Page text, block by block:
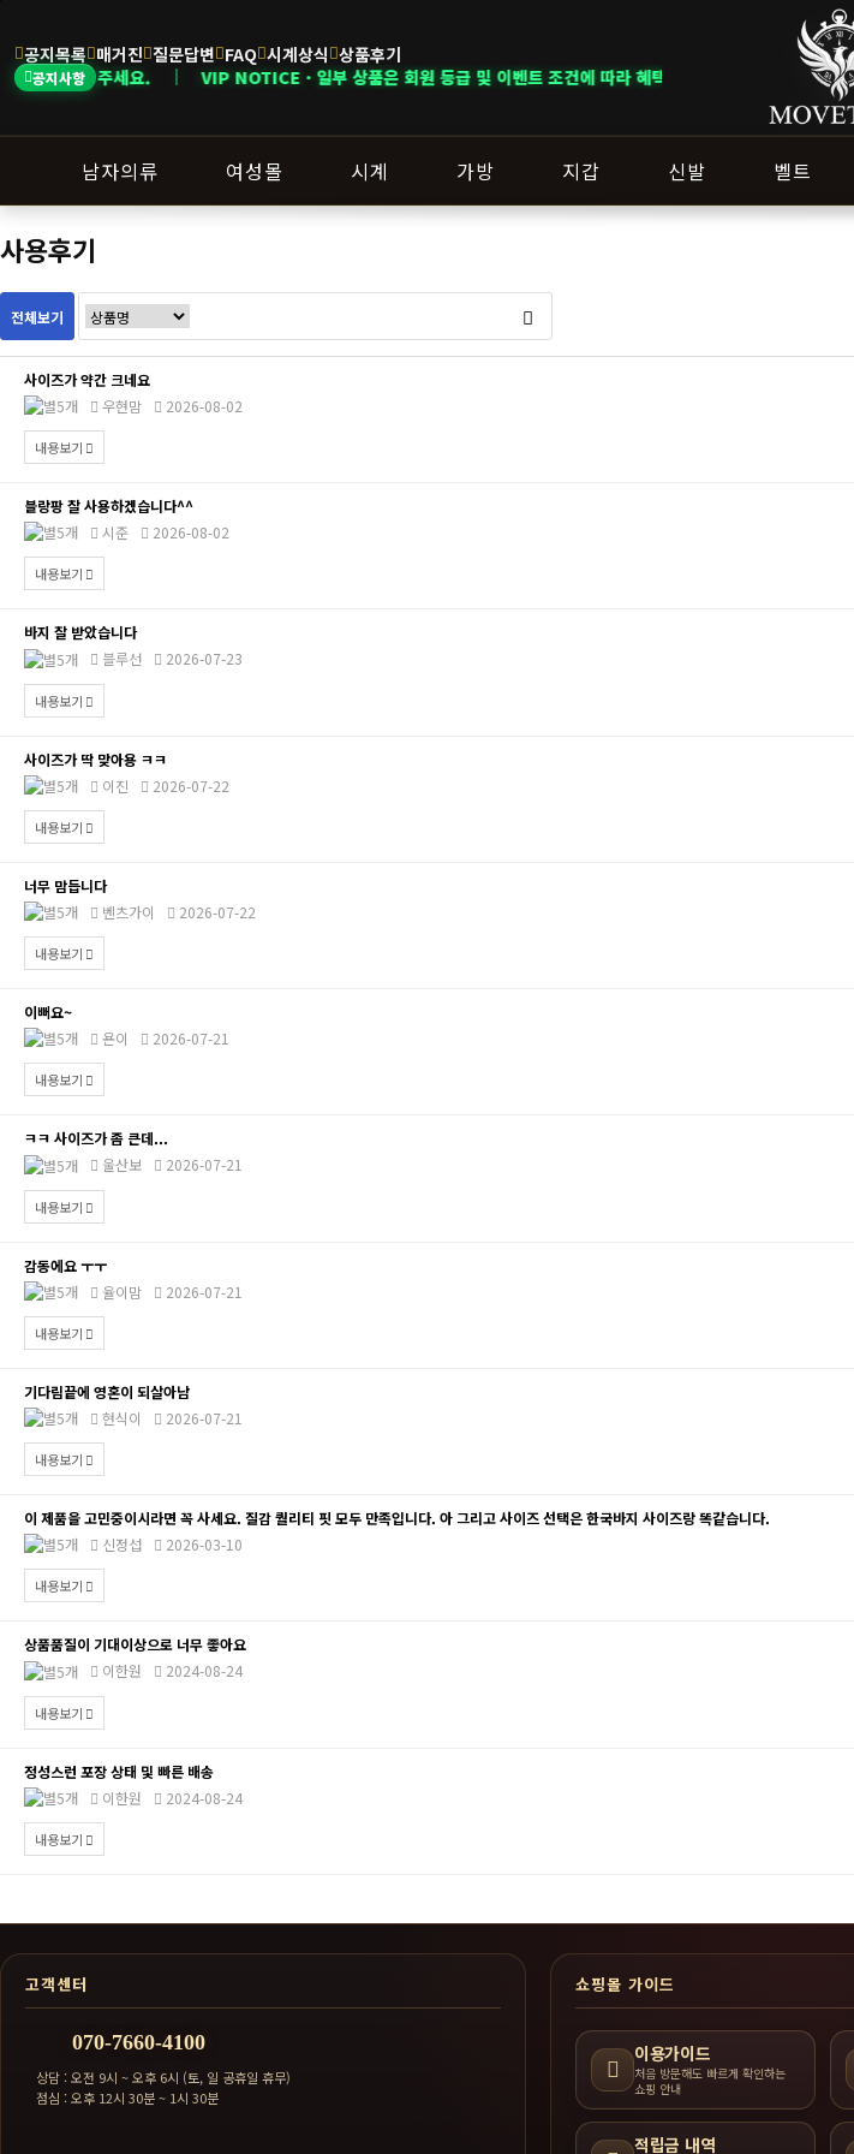
공지목록 매거진 질문답변 FAQ 시계상식 상품후기
공지사항
주세요. ｜ VIP NOTICE · 일부 상품은 회원 등급 및 이벤트 조건에 따라 혜택이 다르게 적용됩니다. ｜
남자의류 여성몰 시계 가방 지갑 신발 벨트
사용후기
전체보기
사이즈가 약간 크네요
우현맘
2026-08-02
내용보기
블랑팡 잘 사용하겠습니다^^
시준
2026-08-02
내용보기
바지 잘 받았습니다
블루선
2026-07-23
내용보기
사이즈가 딱 맞아용 ㅋㅋ
이진
2026-07-22
내용보기
너무 맘듭니다
벤츠가이
2026-07-22
내용보기
이뻐요~
욘이
2026-07-21
내용보기
ㅋㅋ 사이즈가 좀 큰데...
울산보
2026-07-21
내용보기
감동에요 ㅜㅜ
율이맘
2026-07-21
내용보기
기다림끝에 영혼이 되살아남
현식이
2026-07-21
내용보기
이 제품을 고민중이시라면 꼭 사세요. 질감 퀄리티 핏 모두 만족입니다. 아 그리고 사이즈 선택은 한국바지 사이즈랑 똑같습니다.
신정섭
2026-03-10
내용보기
상품품질이 기대이상으로 너무 좋아요
이한원
2024-08-24
내용보기
정성스런 포장 상태 및 빠른 배송
이한원
2024-08-24
내용보기
고객센터
070-7660-4100
상담 : 오전 9시 ~ 오후 6시 (토, 일 공휴일 휴무)
점심 : 오후 12시 30분 ~ 1시 30분
쇼핑몰 가이드
이용가이드
처음 방문해도 빠르게 확인하는
쇼핑 안내
적립금 내역